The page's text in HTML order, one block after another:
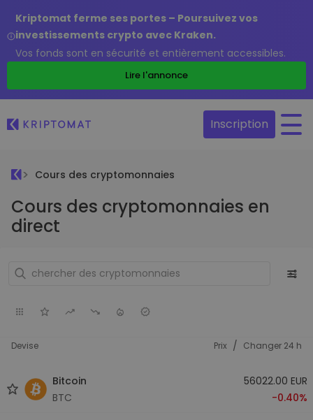
Kriptomat ferme ses portes – Poursuivez vos
investissements crypto avec Kraken.
Vos fonds sont en sécurité et entièrement accessibles.
Lire l'annonce
Inscription
Cours des cryptomonnaies
Cours des cryptomonnaies en
direct
Devise Prix / Changer 24 h
Bitcoin
BTC
56022.00 EUR
-0.40%